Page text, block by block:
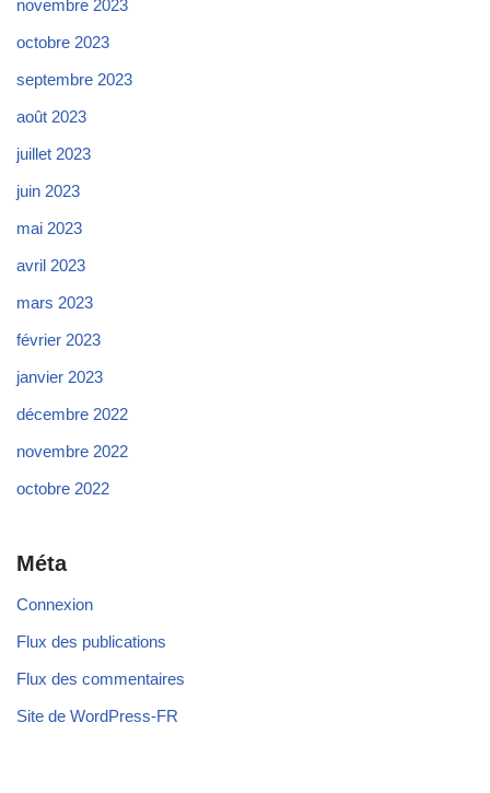
novembre 2023
octobre 2023
septembre 2023
août 2023
juillet 2023
juin 2023
mai 2023
avril 2023
mars 2023
février 2023
janvier 2023
décembre 2022
novembre 2022
octobre 2022
Méta
Connexion
Flux des publications
Flux des commentaires
Site de WordPress-FR